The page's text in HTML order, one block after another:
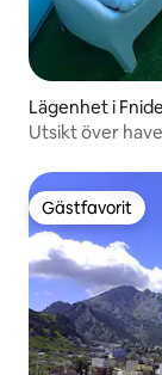
Lägenhet i
Utsikt över
Gästfavorit
Gästfavorit